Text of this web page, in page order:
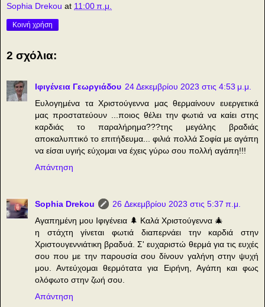
Sophia Drekou at 11:00 π.μ.
Κοινή χρήση
2 σχόλια:
Ιφιγένεια Γεωργιάδου 24 Δεκεμβρίου 2023 στις 4:53 μ.μ.
Ευλογημένα τα Χριστούγεννα μας θερμαίνουν ευεργετικά
μας προστατεύουν ...ποιος θέλει την φωτιά να καίει στης
καρδιάς το παραλήρημα???της μεγάλης βραδιάς
αποκαλυπτικό το επιτήδευμα... φιλιά πολλά Σοφία με αγάπη
να είσαι υγιής εύχομαι να έχεις γύρω σου πολλή αγάπη!!!
Απάντηση
Sophia Drekou
26 Δεκεμβρίου 2023 στις 5:37 π.μ.
Αγαπημένη μου Ιφιγένεια 🌲 Καλά Χριστούγεννα 🎄
η στάχτη γίνεται φωτιά διαπερνάει την καρδιά στην
Χριστουγεννιάτικη βραδυά. Σ' ευχαριστώ θερμά για τις ευχές
σου που με την παρουσία σου δίνουν γαλήνη στην ψυχή
μου. Αντεύχομαι θερμότατα για Ειρήνη, Αγάπη και φως
ολόφωτο στην ζωή σου.
Απάντηση